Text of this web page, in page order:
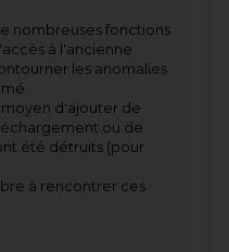
nombreuses fonctions
à l'ancienne
les anomalies
moyen d'ajouter de
ou de
été détruits (pour
à rencontrer ces